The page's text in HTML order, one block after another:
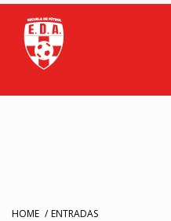
HOME / ENTRADAS